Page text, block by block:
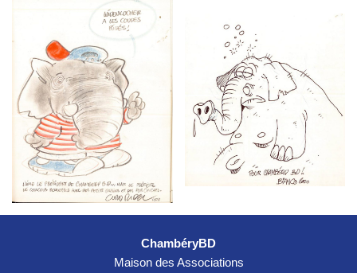
ChambéryBD
Maison des Associations